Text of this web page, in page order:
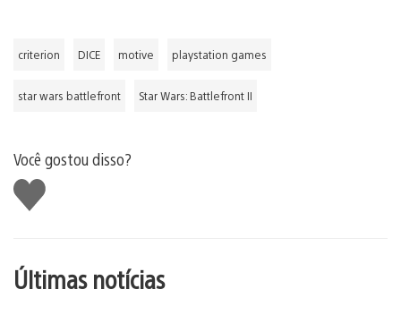
criterion DICE motive playstation games
star wars battlefront Star Wars: Battlefront II
Você gostou disso?
Curtir
Últimas notícias